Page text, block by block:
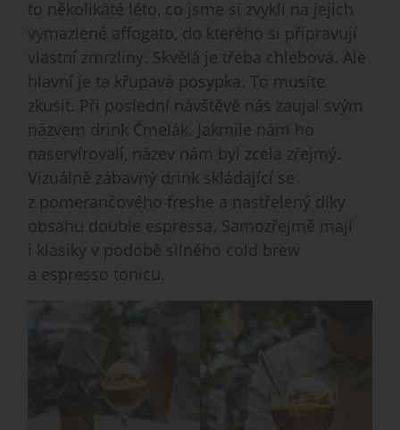
to několikáté léto, co jsme si zvykli na jejich
vymazlené affogato, do kterého si připravují
vlastní zmrzliny. Skvělá je třeba chlebová. Ale
hlavní je ta křupavá posypka. To musíte
zkusit. Při poslední návštěvě nás zaujal svým
názvem drink Čmelák. Jakmile nám ho
naservírovali, název nám byl zcela zřejmý.
Vizuálně zábavný drink skládající se
z pomerančového freshe a nastřelený díky
obsahu double espressa. Samozřejmě mají
i klasiky v podobě silného cold brew
a espresso tonicu.